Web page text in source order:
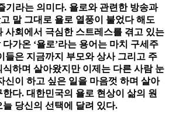
기라는 의미다. 욜로와 관련한 방송과
말 그대로 욜로 열풍이 불었다 해도
사회에서 극심한 스트레스를 겪고 있는
가온 ‘욜로’라는 용어는 마치 구세주
들은 지금까지 부모와 상사 그리고 주
하며 살아왔지만 이제는 다른 사람 눈
신이 하고 싶은 일을 마음껏 하며 살아
다. 대한민국의 욜로 현상이 삶의 원
당신의 선택에 달려 있다.